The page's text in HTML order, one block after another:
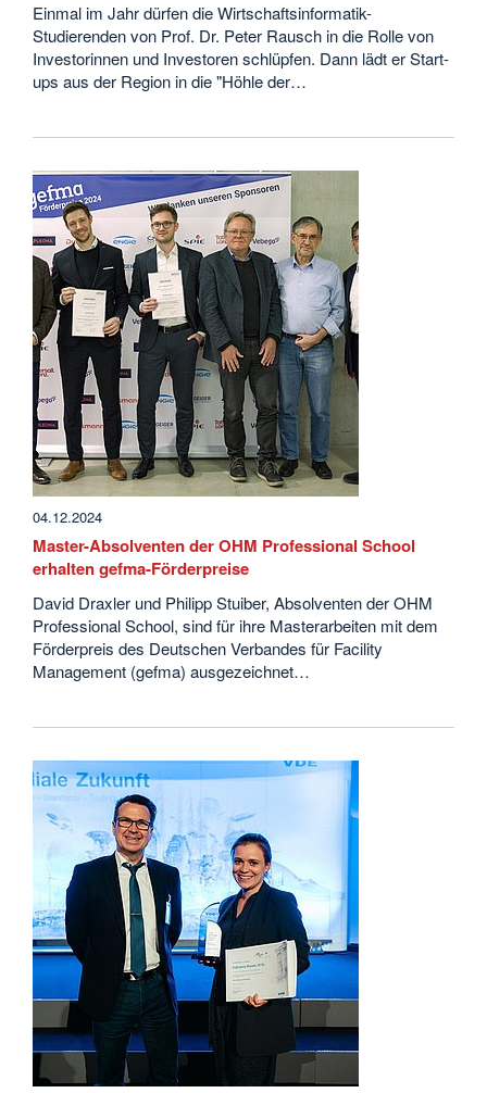
Einmal im Jahr dürfen die Wirtschaftsinformatik-
Studierenden von Prof. Dr. Peter Rausch in die Rolle von
Investorinnen und Investoren schlüpfen. Dann lädt er Start-
ups aus der Region in die "Höhle der…
04.12.2024
Master-Absolventen der OHM Professional School
erhalten gefma-Förderpreise
David Draxler und Philipp Stuiber, Absolventen der OHM
Professional School, sind für ihre Masterarbeiten mit dem
Förderpreis des Deutschen Verbandes für Facility
Management (gefma) ausgezeichnet…